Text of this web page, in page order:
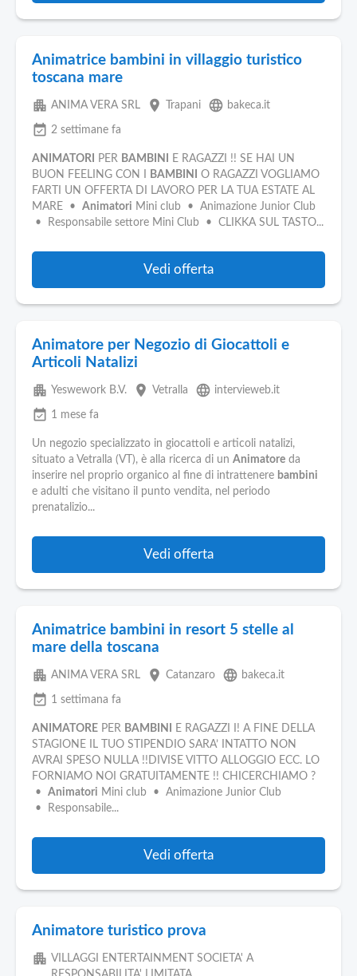
Animatrice bambini in villaggio turistico
toscana mare
apartment ANIMA VERA SRL place Trapani language bakeca.it
event_available 2 settimane fa
ANIMATORI PER BAMBINI
E RAGAZZI !! SE HAI UN
BUON FEELING CON I
BAMBINI
O RAGAZZI VOGLIAMO
FARTI UN OFFERTA DI LAVORO PER LA TUA ESTATE AL
MARE • Animatori Mini club • Animazione Junior Club
• Responsabile settore Mini Club • CLIKKA SUL TASTO...
Vedi offerta
Animatore per Negozio di Giocattoli e
Articoli Natalizi
apartment Yeswework B.V. place Vetralla language intervieweb.it
event_available 1 mese fa
Un negozio specializzato in giocattoli e articoli natalizi,
situato a Vetralla (VT), è alla ricerca di un Animatore da
inserire nel proprio organico al fine di intrattenere bambini
e adulti che visitano il punto vendita, nel periodo
prenatalizio...
Vedi offerta
Animatrice bambini in resort 5 stelle al
mare della toscana
apartment ANIMA VERA SRL place Catanzaro language bakeca.it
event_available 1 settimana fa
ANIMATORE PER BAMBINI
E RAGAZZI I! A FINE DELLA
STAGIONE IL TUO STIPENDIO SARA’ INTATTO NON
AVRAI SPESO NULLA !!DIVISE VITTO ALLOGGIO ECC. LO
FORNIAMO NOI GRATUITAMENTE !! CHICERCHIAMO ?
• Animatori Mini club • Animazione Junior Club
• Responsabile...
Vedi offerta
Animatore turistico prova
apartment VILLAGGI ENTERTAINMENT SOCIETA' A